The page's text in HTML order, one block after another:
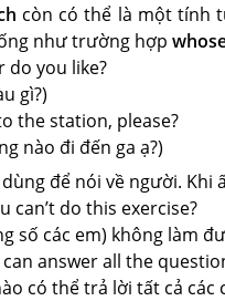
còn có thể là một tính
như trường hợp
do you like?
gì?)
the station, please?
nào đi đến ga ạ?)
để nói về người. Khi
can’t do this exercise?
số các em) không làm
answer all the
có thể trả lời tất cả các